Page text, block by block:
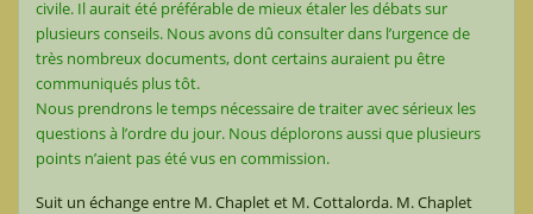
civile. Il aurait été préférable de mieux étaler les débats sur
plusieurs conseils. Nous avons dû consulter dans l’urgence de
très nombreux documents, dont certains auraient pu être
communiqués plus tôt.
Nous prendrons le temps nécessaire de traiter avec sérieux les
questions à l’ordre du jour. Nous déplorons aussi que plusieurs
points n’aient pas été vus en commission.
Suit un échange entre M. Chaplet et M. Cottalorda. M. Chaplet